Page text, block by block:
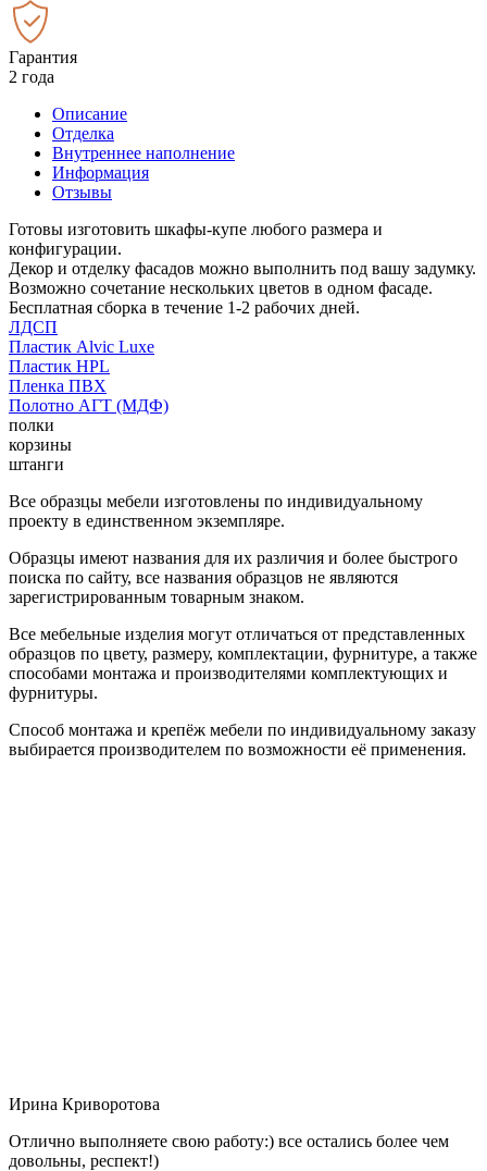
Гарантия
2 года
Описание
Отделка
Внутреннее наполнение
Информация
Отзывы
Готовы изготовить шкафы-купе любого размера и
конфигурации.
Декор и отделку фасадов можно выполнить под вашу задумку.
Возможно сочетание нескольких цветов в одном фасаде.
Бесплатная сборка в течение 1-2 рабочих дней.
ЛДСП
Пластик Alvic Luxe
Пластик HPL
Пленка ПВХ
Полотно АГТ (МДФ)
полки
корзины
штанги
Все образцы мебели изготовлены по индивидуальному
проекту в единственном экземпляре.
Образцы имеют названия для их различия и более быстрого
поиска по сайту, все названия образцов не являются
зарегистрированным товарным знаком.
Все мебельные изделия могут отличаться от представленных
образцов по цвету, размеру, комплектации, фурнитуре, а также
способами монтажа и производителями комплектующих и
фурнитуры.
Способ монтажа и крепёж мебели по индивидуальному заказу
выбирается производителем по возможности её применения.
Ирина Криворотова
Отлично выполняете свою работу:) все остались более чем
довольны, респект!)